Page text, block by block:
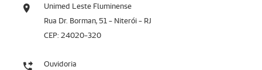
Unimed Leste Fluminense
Rua Dr. Borman, 51 - Niterói - RJ
CEP: 24020-320
Ouvidoria